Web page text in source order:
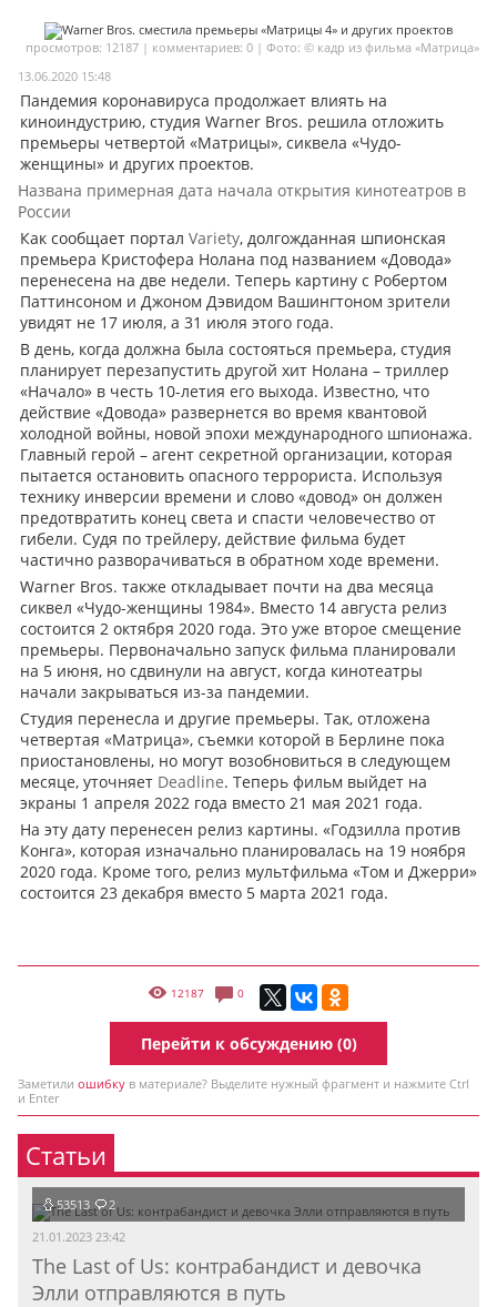
Мои материалы
Мои места
Моя личная афиша
Перечитать
просмотров: 12187 | комментариев: 0 | Фото: © кадр из фильма «Матрица»
13.06.2020 15:48
Пандемия коронавируса продолжает влиять на
киноиндустрию, студия Warner Bros. решила отложить
премьеры четвертой «Матрицы», сиквела «Чудо-
женщины» и других проектов.
Названа примерная дата начала открытия кинотеатров в
России
Как сообщает портал Variety, долгожданная шпионская
премьера Кристофера Нолана под названием «Довода»
перенесена на две недели. Теперь картину с Робертом
Паттинсоном и Джоном Дэвидом Вашингтоном зрители
увидят не 17 июля, а 31 июля этого года.
В день, когда должна была состояться премьера, студия
планирует перезапустить другой хит Нолана – триллер
«Начало» в честь 10-летия его выхода. Известно, что
действие «Довода» развернется во время квантовой
холодной войны, новой эпохи международного шпионажа.
Главный герой – агент секретной организации, которая
пытается остановить опасного террориста. Используя
технику инверсии времени и слово «довод» он должен
предотвратить конец света и спасти человечество от
гибели. Судя по трейлеру, действие фильма будет
частично разворачиваться в обратном ходе времени.
Warner Bros. также откладывает почти на два месяца
сиквел «Чудо-женщины 1984». Вместо 14 августа релиз
состоится 2 октября 2020 года. Это уже второе смещение
премьеры. Первоначально запуск фильма планировали
на 5 июня, но сдвинули на август, когда кинотеатры
начали закрываться из-за пандемии.
Студия перенесла и другие премьеры. Так, отложена
четвертая «Матрица», съемки которой в Берлине пока
приостановлены, но могут возобновиться в следующем
месяце, уточняет Deadline. Теперь фильм выйдет на
экраны 1 апреля 2022 года вместо 21 мая 2021 года.
На эту дату перенесен релиз картины. «Годзилла против
Конга», которая изначально планировалась на 19 ноября
2020 года. Кроме того, релиз мультфильма «Том и Джерри»
состоится 23 декабря вместо 5 марта 2021 года.
12187 0
Перейти к обсуждению (0)
Заметили ошибку в материале? Выделите нужный фрагмент и нажмите Ctrl
и Enter
Статьи
53513 2
21.01.2023 23:42
The Last of Us: контрабандист и девочка
Элли отправляются в путь